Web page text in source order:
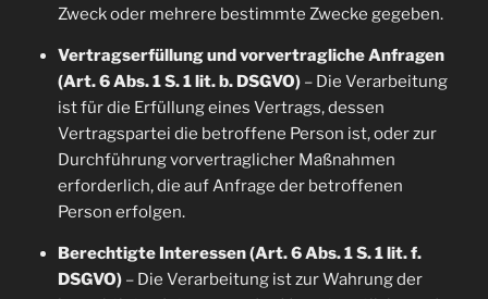
Zweck oder mehrere bestimmte Zwecke gegeben.
Vertragserfüllung und vorvertragliche Anfragen
(Art. 6 Abs. 1 S. 1 lit. b. DSGVO)– Die Verarbeitung
ist für die Erfüllung eines Vertrags, dessen
Vertragspartei die betroffene Person ist, oder zur
Durchführung vorvertraglicher Maßnahmen
erforderlich, die auf Anfrage der betroffenen
Person erfolgen.
Berechtigte Interessen (Art. 6 Abs. 1 S. 1 lit. f.
DSGVO)– Die Verarbeitung ist zur Wahrung der